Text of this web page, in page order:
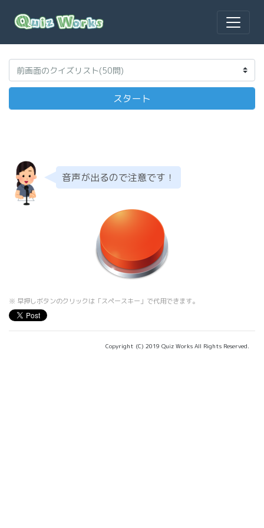
音声が出るので注意です！
※ 早押しボタンのクリックは「スペースキー」で代用できます。
Copyright (C) 2019 Quiz Works All Rights Reserved.